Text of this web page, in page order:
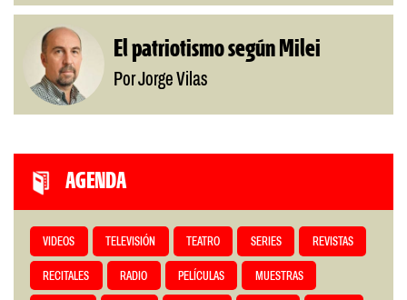
El patriotismo según Milei
Por Jorge Vilas
AGENDA
VIDEOS TELEVISIÓN TEATRO SERIES REVISTAS
RECITALES RADIO PELÍCULAS MUESTRAS